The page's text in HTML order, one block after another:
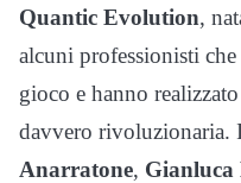
Quantic Evolution,
alcuni professionisti
gioco e hanno
davvero rivoluzionaria.
Anarratone, Gianluca